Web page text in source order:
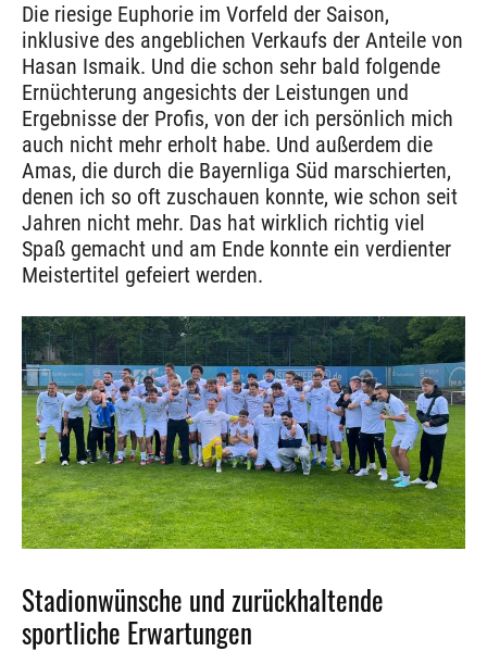
Die riesige Euphorie im Vorfeld der Saison,
inklusive des angeblichen Verkaufs der Anteile von
Hasan Ismaik. Und die schon sehr bald folgende
Ernüchterung angesichts der Leistungen und
Ergebnisse der Profis, von der ich persönlich mich
auch nicht mehr erholt habe. Und außerdem die
Amas, die durch die Bayernliga Süd marschierten,
denen ich so oft zuschauen konnte, wie schon seit
Jahren nicht mehr. Das hat wirklich richtig viel
Spaß gemacht und am Ende konnte ein verdienter
Meistertitel gefeiert werden.
Stadionwünsche und zurückhaltende
sportliche Erwartungen